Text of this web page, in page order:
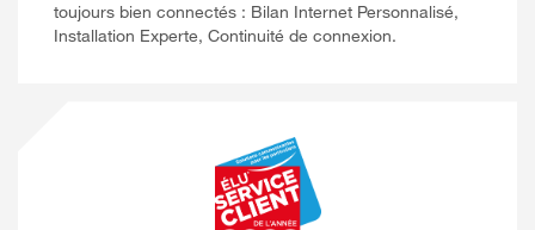
toujours bien connectés : Bilan Internet Personnalisé,
Installation Experte, Continuité de connexion.